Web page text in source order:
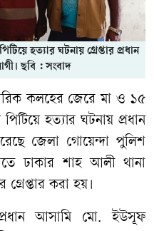
হত্যার ঘটনায় গ্রেপ্তার প্রধান
ছবি : সংবাদ
কলহের জেরে মা ও ১৫
হত্যার ঘটনায় প্রধান
জেলা গোয়েন্দা পুলিশ
ঢাকার শাহ আলী থানা
করা হয়।
প্রধান আসামি মো. ইউসূফ